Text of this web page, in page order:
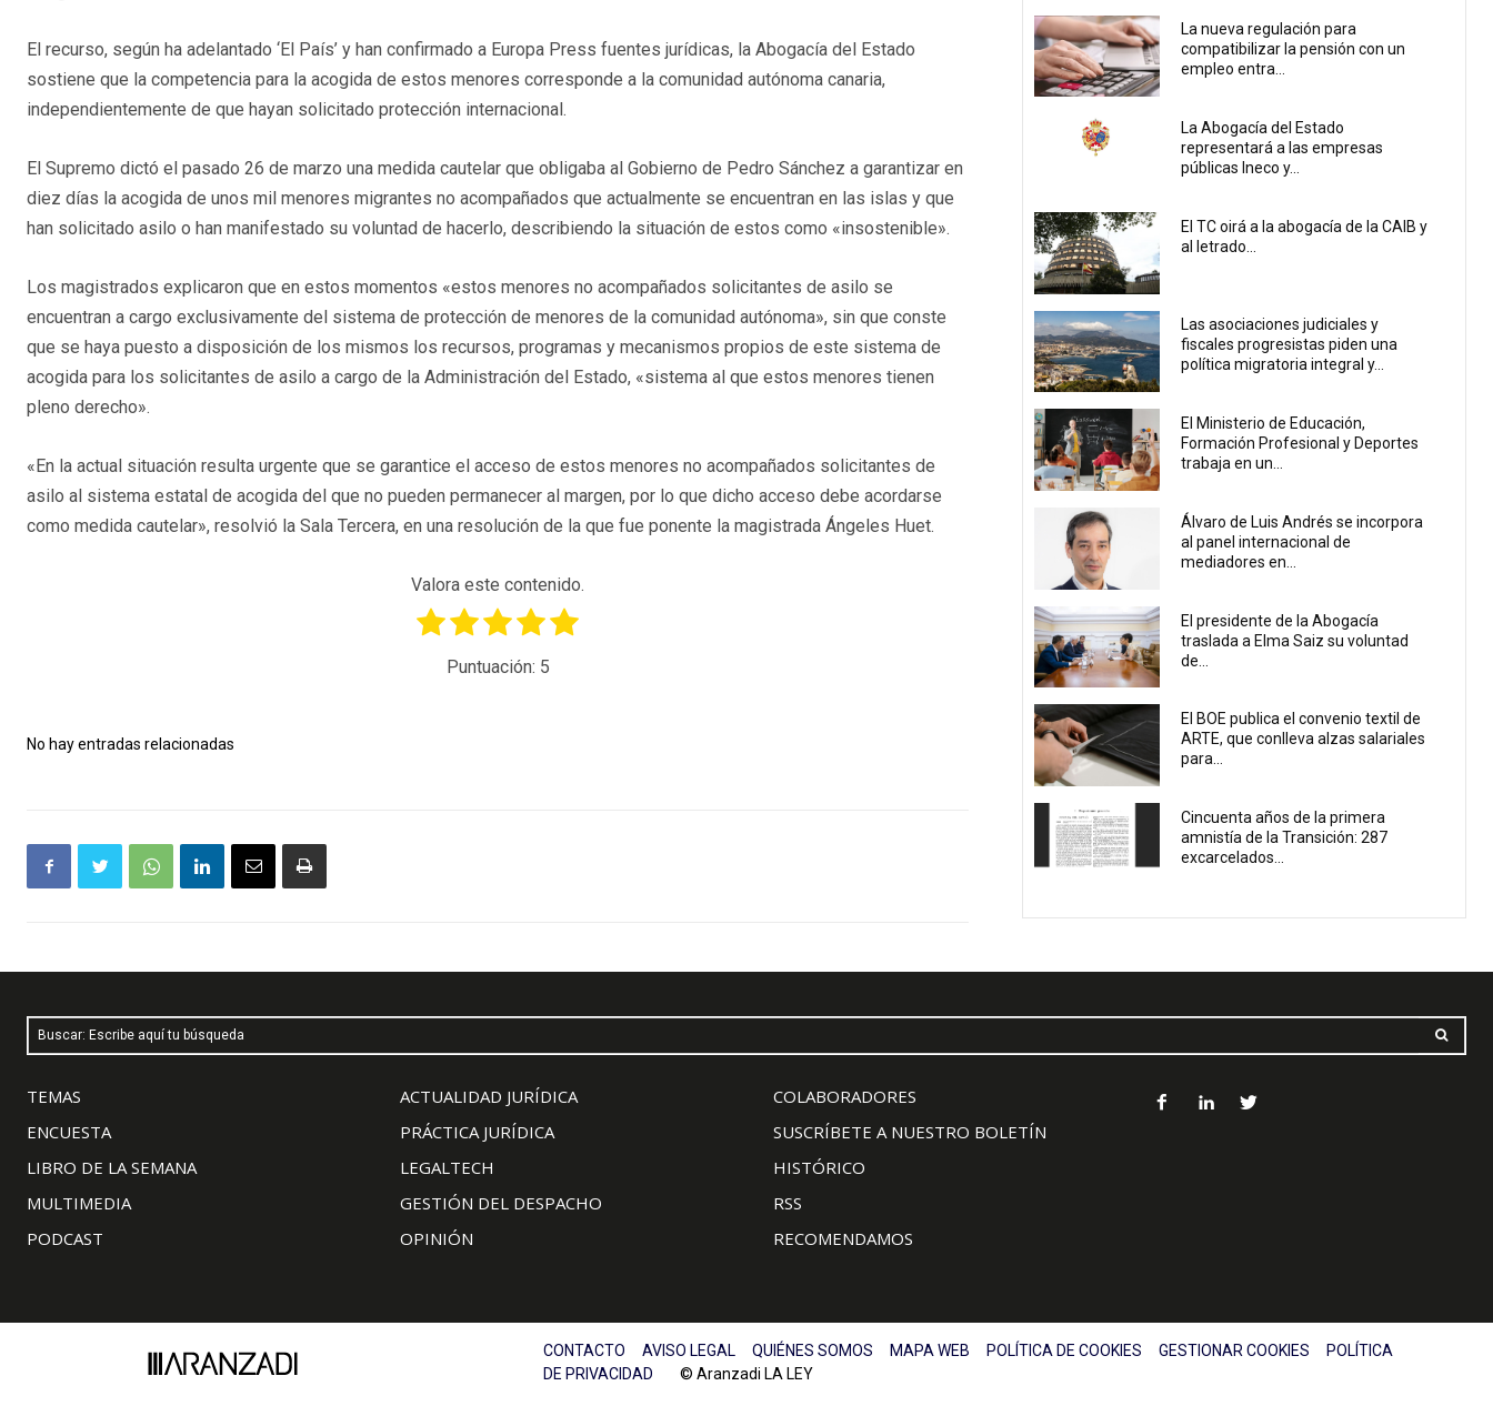
El recurso, según ha adelantado ‘El País’ y han confirmado a Europa Press fuentes jurídicas, la Abogacía del Estado
sostiene que la competencia para la acogida de estos menores corresponde a la comunidad autónoma canaria,
independientemente de que hayan solicitado protección internacional.
El Supremo dictó el pasado 26 de marzo una medida cautelar que obligaba al Gobierno de Pedro Sánchez a garantizar en
diez días la acogida de unos mil menores migrantes no acompañados que actualmente se encuentran en las islas y que
han solicitado asilo o han manifestado su voluntad de hacerlo, describiendo la situación de estos como «insostenible».
Los magistrados explicaron que en estos momentos «estos menores no acompañados solicitantes de asilo se
encuentran a cargo exclusivamente del sistema de protección de menores de la comunidad autónoma», sin que conste
que se haya puesto a disposición de los mismos los recursos, programas y mecanismos propios de este sistema de
acogida para los solicitantes de asilo a cargo de la Administración del Estado, «sistema al que estos menores tienen
pleno derecho».
«En la actual situación resulta urgente que se garantice el acceso de estos menores no acompañados solicitantes de
asilo al sistema estatal de acogida del que no pueden permanecer al margen, por lo que dicho acceso debe acordarse
como medida cautelar», resolvió la Sala Tercera, en una resolución de la que fue ponente la magistrada Ángeles Huet.
Valora este contenido.
Puntuación: 5
No hay entradas relacionadas
La nueva regulación para
compatibilizar la pensión con un
empleo entra...
La Abogacía del Estado
representará a las empresas
públicas Ineco y...
El TC oirá a la abogacía de la CAIB y
al letrado...
Las asociaciones judiciales y
fiscales progresistas piden una
política migratoria integral y...
El Ministerio de Educación,
Formación Profesional y Deportes
trabaja en un...
Álvaro de Luis Andrés se incorpora
al panel internacional de
mediadores en...
El presidente de la Abogacía
traslada a Elma Saiz su voluntad
de...
El BOE publica el convenio textil de
ARTE, que conlleva alzas salariales
para...
Cincuenta años de la primera
amnistía de la Transición: 287
excarcelados...
Buscar: Escribe aquí tu búsqueda
TEMAS
ENCUESTA
LIBRO DE LA SEMANA
MULTIMEDIA
PODCAST
ACTUALIDAD JURÍDICA
PRÁCTICA JURÍDICA
LEGALTECH
GESTIÓN DEL DESPACHO
OPINIÓN
COLABORADORES
SUSCRÍBETE A NUESTRO BOLETÍN
HISTÓRICO
RSS
RECOMENDAMOS
CONTACTO AVISO LEGAL QUIÉNES SOMOS MAPA WEB POLÍTICA DE COOKIES GESTIONAR COOKIES
POLÍTICA
DE PRIVACIDAD © Aranzadi LA LEY